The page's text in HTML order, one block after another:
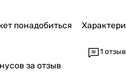
понадобиться
1 отзыв
за отзыв